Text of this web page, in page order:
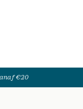
€20